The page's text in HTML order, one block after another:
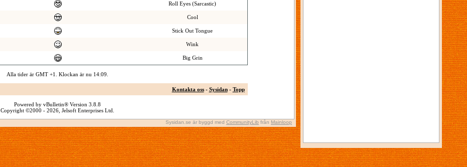
Roll Eyes (Sarcastic)
Cool
Stick Out Tongue
Wink
Big Grin
Alla tider är GMT +1. Klockan är nu 14:09
Kontakta oss- Sysidan- Topp
Powered by vBulletin® Version 3.8.8
Copyright ©2000 - 2026, Jelsoft Enterprises Ltd.
Sysidan.se är byggd med CommunityLib från Mainloop